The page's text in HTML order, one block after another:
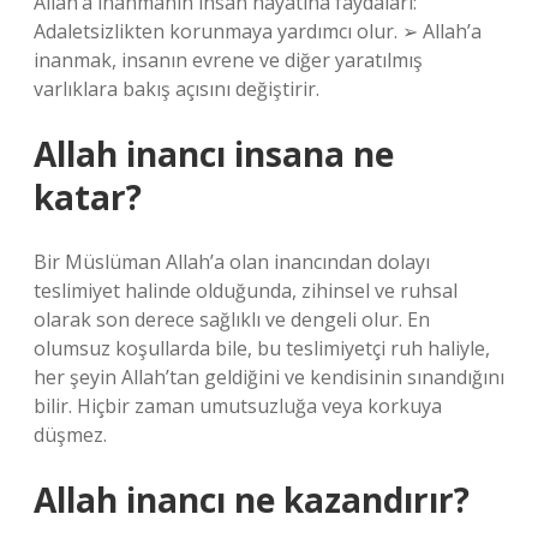
Adaletsizlikten korunmaya yardımcı olur. ➢ Allah’a
inanmak, insanın evrene ve diğer yaratılmış
varlıklara bakış açısını değiştirir.
Allah inancı insana ne
katar?
Bir Müslüman Allah’a olan inancından dolayı
teslimiyet halinde olduğunda, zihinsel ve ruhsal
olarak son derece sağlıklı ve dengeli olur. En
olumsuz koşullarda bile, bu teslimiyetçi ruh haliyle,
her şeyin Allah’tan geldiğini ve kendisinin sınandığını
bilir. Hiçbir zaman umutsuzluğa veya korkuya
düşmez.
Allah inancı ne kazandırır?